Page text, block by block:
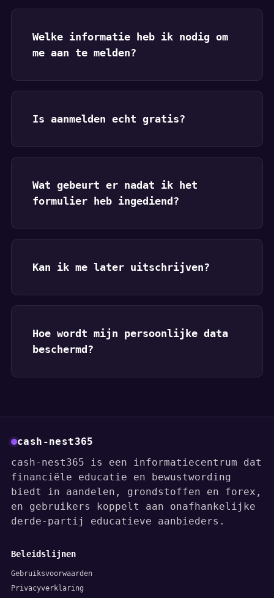
Welke informatie heb ik nodig om
me aan te melden?
Is aanmelden echt gratis?
Wat gebeurt er nadat ik het
formulier heb ingediend?
Kan ik me later uitschrijven?
Hoe wordt mijn persoonlijke data
beschermd?
cash-nest365
cash-nest365 is een informatiecentrum dat
financiële educatie en bewustwording
biedt in aandelen, grondstoffen en forex,
en gebruikers koppelt aan onafhankelijke
derde-partij educatieve aanbieders.
Beleidslijnen
Gebruiksvoorwaarden
Privacyverklaring